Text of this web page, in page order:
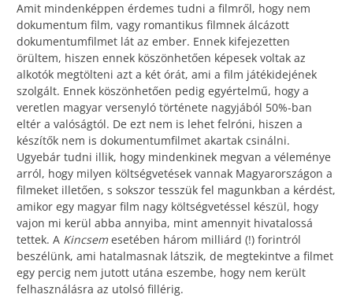
Amit mindenképpen érdemes tudni a filmről, hogy nem
dokumentum film, vagy romantikus filmnek álcázott
dokumentumfilmet lát az ember. Ennek kifejezetten
örültem, hiszen ennek köszönhetően képesek voltak az
alkotók megtölteni azt a két órát, ami a film játékidejének
szolgált. Ennek köszönhetően pedig egyértelmű, hogy a
veretlen magyar versenyló története nagyjából 50%-ban
eltér a valóságtól. De ezt nem is lehet felróni, hiszen a
készítők nem is dokumentumfilmet akartak csinálni.
Ugyebár tudni illik, hogy mindenkinek megvan a véleménye
arról, hogy milyen költségvetések vannak Magyarországon a
filmeket illetően, s sokszor tesszük fel magunkban a kérdést,
amikor egy magyar film nagy költségvetéssel készül, hogy
vajon mi kerül abba annyiba, mint amennyit hivatalossá
tettek. A Kincsemesetében három milliárd (!) forintról
beszélünk, ami hatalmasnak látszik, de megtekintve a filmet
egy percig nem jutott utána eszembe, hogy nem került
felhasználásra az utolsó fillérig.